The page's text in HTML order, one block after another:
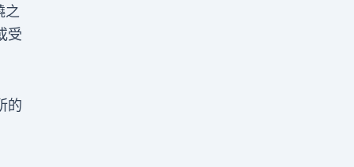
之
受
的